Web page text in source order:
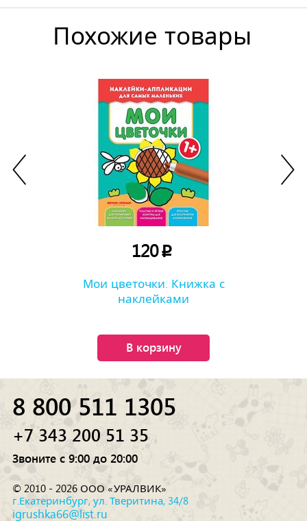
Похожие товары
120p
Мои цветочки. Книжка с
наклейками
В корзину
8 800 511 1305
+7 343 200 51 35
Звоните с 9:00 до 20:00
© 2010 - 2026 ООО «УРАЛВИК»
г.Екатеринбург, ул. Тверитина, 34/8
igrushka66@list.ru